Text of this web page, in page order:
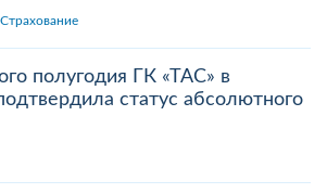
полугодия ГК «ТАС» в
статус абсолютного